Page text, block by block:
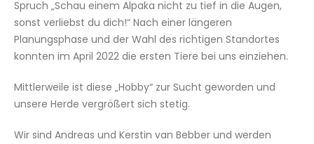
Spruch „Schau einem Alpaka nicht zu tief in die Augen,
sonst verliebst du dich!“ Nach einer längeren
Planungsphase und der Wahl des richtigen Standortes
konnten im April 2022 die ersten Tiere bei uns einziehen.
Mittlerweile ist diese „Hobby“ zur Sucht geworden und
unsere Herde vergrößert sich stetig.
Wir sind Andreas und Kerstin van Bebber und werden